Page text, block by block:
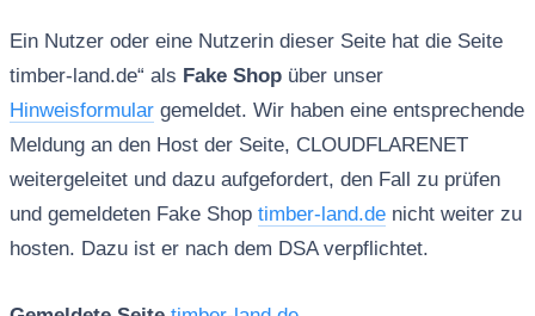
Ein Nutzer oder eine Nutzerin dieser Seite hat die Seite
timber-land.de“ als Fake Shopüber unser
Hinweisformulargemeldet. Wir haben eine entsprechende
Meldung an den Host der Seite, CLOUDFLARENET
weitergeleitet und dazu aufgefordert, den Fall zu prüfen
und gemeldeten Fake Shop timber-land.denicht weiter zu
hosten. Dazu ist er nach dem DSA verpflichtet.